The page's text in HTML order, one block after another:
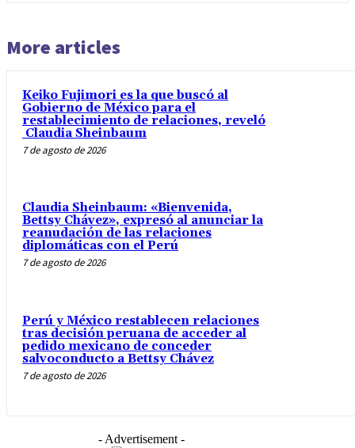
More articles
Keiko Fujimori es la que buscó al
Gobierno de México para el
restablecimiento de relaciones, reveló
Claudia Sheinbaum
7 de agosto de 2026
Claudia Sheinbaum: «Bienvenida,
Bettsy Chávez», expresó al anunciar la
reanudación de las relaciones
diplomáticas con el Perú
7 de agosto de 2026
Perú y México restablecen relaciones
tras decisión peruana de acceder al
pedido mexicano de conceder
salvoconducto a Bettsy Chávez
7 de agosto de 2026
- Advertisement -